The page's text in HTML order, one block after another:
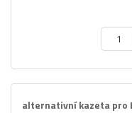
alternativní kazeta pro